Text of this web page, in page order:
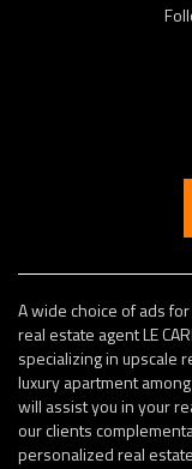
A wide choice of ads
real estate agent LE
specializing in upscale
luxury apartment among
will assist you in your
our clients
personalized real